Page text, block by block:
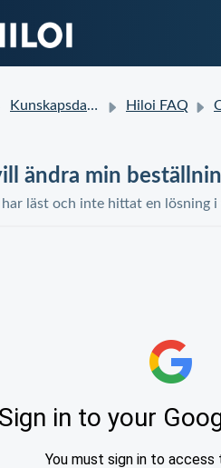
Kunskapsdatabas Hiloi FAQ
ändra min
läst och inte hittat en lösning